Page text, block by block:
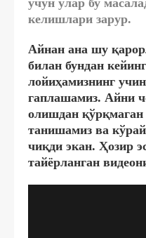
келишлари зарур.
Айнан ана шу
билан бундан
лойиҳамизнинг
гаплашамиз. Айни
олишдан
танишамиз ва
чиқди экан. Ҳозир
тайёрланган